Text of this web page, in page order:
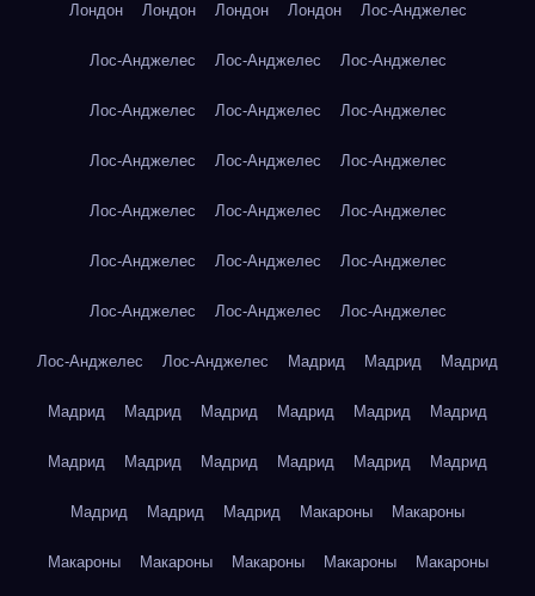
Лондон Лондон Лондон Лондон Лос-Анджелес
Лос-Анджелес Лос-Анджелес Лос-Анджелес
Лос-Анджелес Лос-Анджелес Лос-Анджелес
Лос-Анджелес Лос-Анджелес Лос-Анджелес
Лос-Анджелес Лос-Анджелес Лос-Анджелес
Лос-Анджелес Лос-Анджелес Лос-Анджелес
Лос-Анджелес Лос-Анджелес Лос-Анджелес
Лос-Анджелес Лос-Анджелес Мадрид Мадрид Мадрид
Мадрид Мадрид Мадрид Мадрид Мадрид Мадрид
Мадрид Мадрид Мадрид Мадрид Мадрид Мадрид
Мадрид Мадрид Мадрид Макароны Макароны
Макароны Макароны Макароны Макароны Макароны